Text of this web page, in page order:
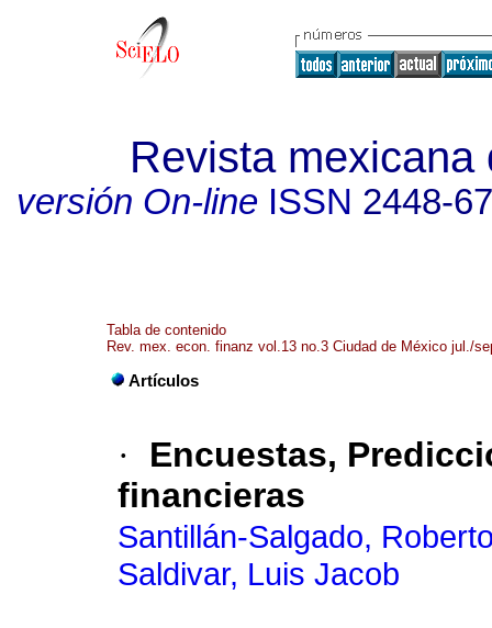
Revista
versión On-lineISSN 2448-
Tabla de contenido
Rev. mex. econ. finanz vol.13 no.3 Ciudad de México jul./
Artículos
·
Encuestas,
financieras
Santillán-Salgado,
Saldivar, Luis Jacob